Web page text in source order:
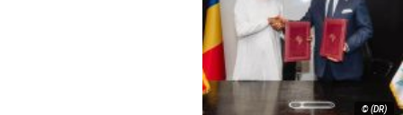
© (DR)